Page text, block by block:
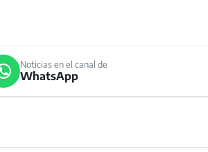
Noticias en el canal de
WhatsApp